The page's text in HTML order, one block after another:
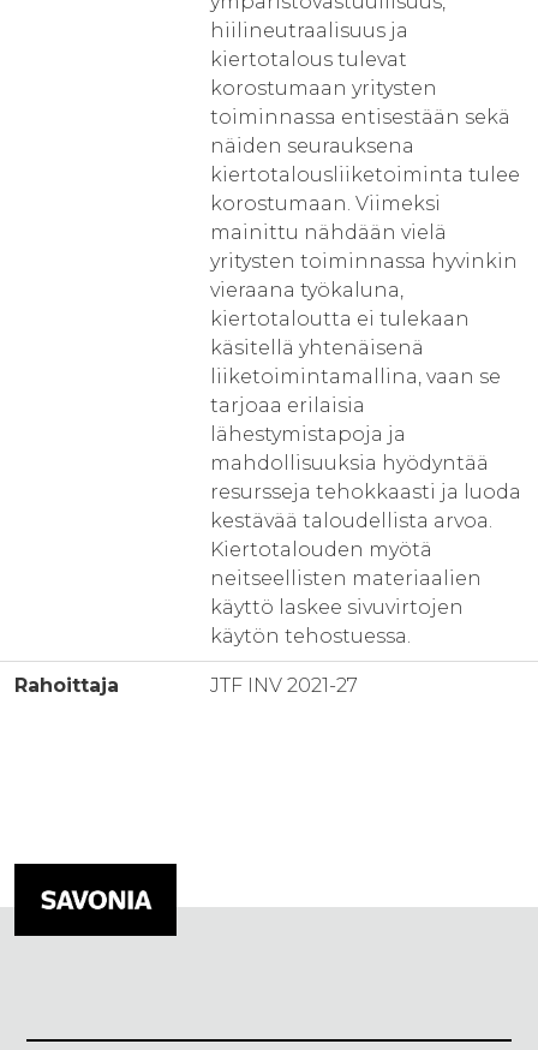
hiilineutraalisuus ja
kiertotalous tulevat
korostumaan yritysten
toiminnassa entisestään sekä
näiden seurauksena
kiertotalousliiketoiminta tulee
korostumaan. Viimeksi
mainittu nähdään vielä
yritysten toiminnassa hyvinkin
vieraana työkaluna,
kiertotaloutta ei tulekaan
käsitellä yhtenäisenä
liiketoimintamallina, vaan se
tarjoaa erilaisia
lähestymistapoja ja
mahdollisuuksia hyödyntää
resursseja tehokkaasti ja luoda
kestävää taloudellista arvoa.
Kiertotalouden myötä
neitseellisten materiaalien
käyttö laskee sivuvirtojen
käytön tehostuessa.
Rahoittaja JTF INV 2021-27